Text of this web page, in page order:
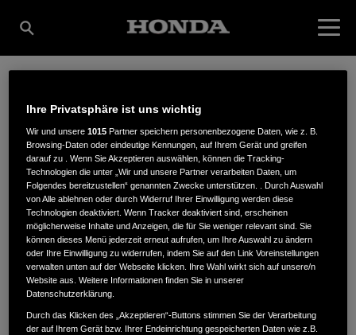
FRICKE
WERKZEUGHANDEL
GMBH & CO. KG
Zum Bauernholz 5,38165
Ihre Privatsphäre ist uns wichtig
Wir und unsere1015 Partner speichern personenbezogene Daten, wie z. B.
Browsing-Daten oder eindeutige Kennungen, auf Ihrem Gerät und greifen
darauf zu . Wenn Sie Akzeptieren auswählen, können die Tracking-
Technologien die unter „Wir und unsere Partner verarbeiten Daten, um
Folgendes bereitzustellen“ genannten Zwecke unterstützen. . Durch Auswahl
von Alle ablehnen oder durch Widerruf Ihrer Einwilligung werden diese
Technologien deaktiviert. Wenn Tracker deaktiviert sind, erscheinen
möglicherweise Inhalte und Anzeigen, die für Sie weniger relevant sind. Sie
können dieses Menü jederzeit erneut aufrufen, um Ihre Auswahl zu ändern
oder Ihre Einwilligung zu widerrufen, indem Sie auf den Link Voreinstellungen
verwalten unten auf der Webseite klicken. Ihre Wahl wirkt sich auf unsere/n
Website aus. Weitere Informationen finden Sie in unserer
Datenschutzerklärung.
Durch das Klicken des „Akzeptieren“-Buttons stimmen Sie der Verarbeitung
der auf Ihrem Gerät bzw. Ihrer Endeinrichtung gespeicherten Daten wie z.B.